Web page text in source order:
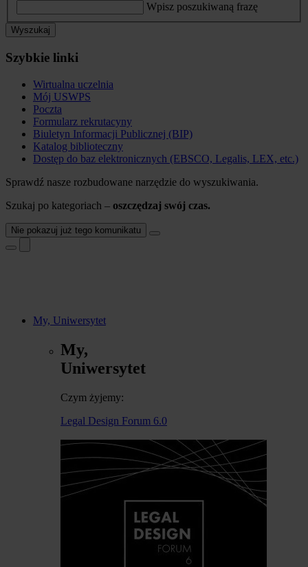
Wpisz poszukiwaną frazę
Wyszukaj
Szybkie linki
Wirtualna uczelnia
Mój USWPS
Poczta
Formularz rekrutacyny
Biuletyn Informacji Publicznej (BIP)
Katalog biblioteczny
Dostęp do baz elektronicznych (EBSCO, Legalis, LEX, etc.)
Sprawdź nasze rozbudowane narzędzie do wyszukiwania.
Szukaj po kategoriach – oszczędzaj swój czas.
Nie pokazuj już tego komunikatu
My, Uniwersytet
My,
Uniwersytet
Czym żyjemy:
Legal Design Forum 6.0